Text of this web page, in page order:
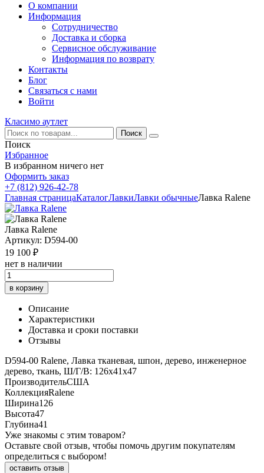
О компании
Информация
Сотрудничество
Доставка и сборка
Сервисное обслуживание
Информация по возврату
Контакты
Блог
Связаться с нами
Войти
Класимо аутлет
Поиск
Избранное
В избранном ничего нет
Оформить заказ
+7 (812) 926-42-78
Главная страницаКаталогЛавкиЛавки обычныеЛавка Ralene
Лавка Ralene
Артикул: D594-00
19 100 ₽
нет в наличии
в корзину
Описание
Характеристики
Доставка и сроки поставки
Отзывы
D594-00 Ralene, Лавка тканевая, шпон, дерево, инженерное
дерево, ткань, Ш/Г/В: 126х41х47
ПроизводительСША
КоллекцияRalene
Ширина126
Высота47
Глубина41
Уже знакомы с этим товаром?
Оставьте свой отзыв, чтобы помочь другим покупателям
определиться с выбором!
оставить отзыв